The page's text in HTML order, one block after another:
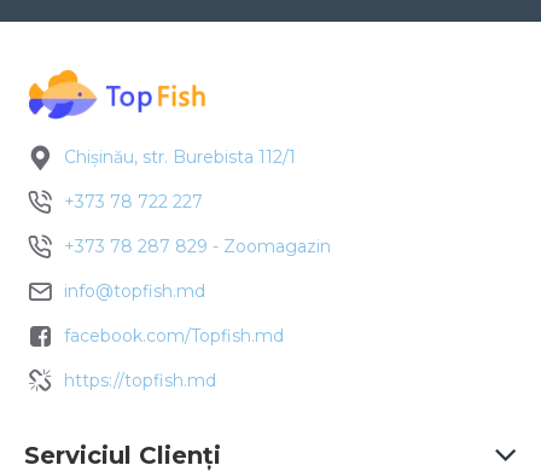
Chișinău, str. Burebista 112/1
+373 78 722 227
+373 78 287 829 - Zoomagazin
info@topfish.md
facebook.com/Topfish.md
https://topfish.md
Serviciul Clienți